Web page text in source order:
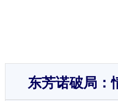
东芳诺破局：